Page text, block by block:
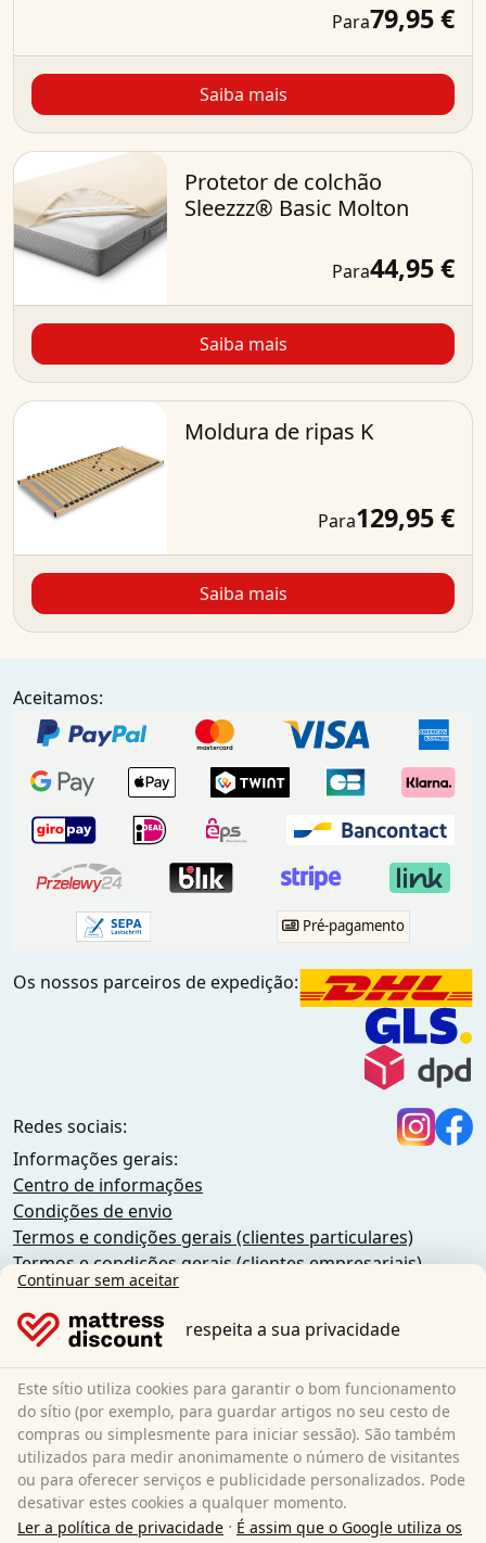
Para79,95 €
Saiba mais
Protetor de colchão
Sleezzz® Basic Molton
Para44,95 €
Saiba mais
Moldura de ripas K
Para129,95 €
Saiba mais
Aceitamos:
Pré-pagamento
Os nossos parceiros de expedição:
Redes sociais:
Informações gerais:
Centro de informações
Condições de envio
Termos e condições gerais (clientes particulares)
Termos e condições gerais (clientes empresariais)
Proteção de dados
Biscoitos
Política de cancelamento
Impressão
Rescindir o contrato
Sleezzz GmbH
Grebbener Str. 7
52525 Heinsberg
Alemanha
Continuar sem aceitar
respeita a sua privacidade
Este sítio utiliza cookies para garantir o bom funcionamento
do sítio (por exemplo, para guardar artigos no seu cesto de
compras ou simplesmente para iniciar sessão). São também
utilizados para medir anonimamente o número de visitantes
ou para oferecer serviços e publicidade personalizados. Pode
desativar estes cookies a qualquer momento.
Ler a política de privacidade · É assim que o Google utiliza os